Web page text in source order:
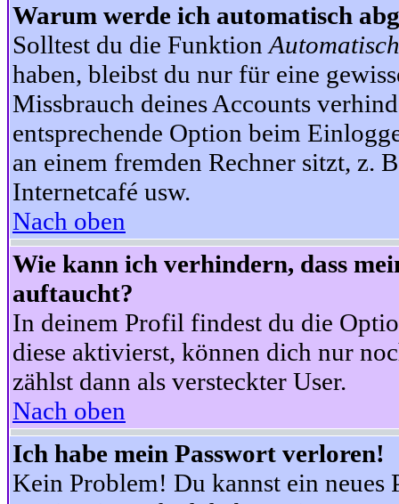
Warum werde ich automatisch
Solltest du die Funktion
haben, bleibst du nur für eine
Missbrauch deines Accounts
entsprechende Option beim
an einem fremden Rechner sitzt, z.
Internetcafé usw.
Nach oben
Wie kann ich verhindern, dass
auftaucht?
In deinem Profil findest du die
diese aktivierst, können dich nur
zählst dann als versteckter User.
Nach oben
Ich habe mein Passwort verloren!
Kein Problem! Du kannst ein neues